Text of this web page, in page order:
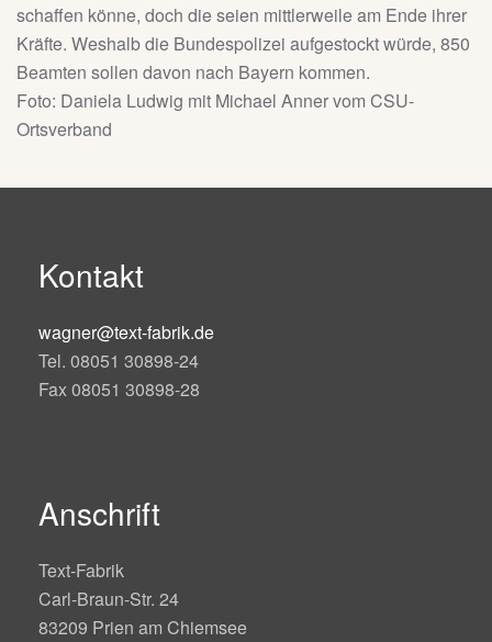
schaffen könne, doch die seien mittlerweile am Ende ihrer
Kräfte. Weshalb die Bundespolizei aufgestockt würde, 850
Beamten sollen davon nach Bayern kommen.
Foto: Daniela Ludwig mit Michael Anner vom CSU-
Ortsverband
Kontakt
wagner@text-fabrik.de
Tel. 08051 30898-24
Fax 08051 30898-28
Anschrift
Text-Fabrik
Carl-Braun-Str. 24
83209 Prien am Chiemsee